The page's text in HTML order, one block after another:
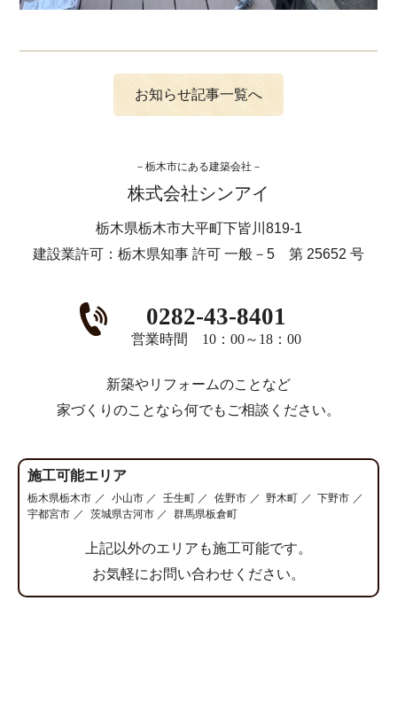
お知らせ記事一覧へ
栃木市にある建築会社
株式会社シンアイ
栃木県栃木市大平町下皆川819-1
建設業許可：栃木県知事 許可 一般－5 第 25652 号
0282-43-8401
営業時間 10：00～18：00
新築やリフォームのことなど
家づくりのことなら何でもご相談ください。
施工可能エリア
栃木県栃木市 小山市 壬生町 佐野市 野木町
下野市
宇都宮市
茨城県古河市 群馬県板倉町
上記以外のエリアも施工可能です。
お気軽にお問い合わせください。